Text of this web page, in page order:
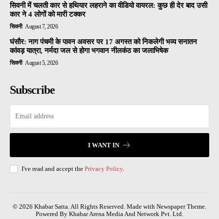
सिवनी में चलती कार से हथियार लहराने का वीडियो वायरल: कुछ ही देर बाद उसी
कार ने 4 लोगों को मारी टक्कर
सिवनी August 7, 2026
घंसौर: नाग पंचमी के पावन अवसर पर 17 अगस्त को निकलेगी भव्य सनातन
कांवड़ यात्रा, नर्मदा जल से होगा भगवान नीलकंठ का जलाभिषेक
सिवनी August 5, 2026
Subscribe
I WANT IN
I've read and accept the Privacy Policy.
© 2026 Khabar Satta. All Rights Reserved. Made with Newspaper Theme.
Powered By Khabar Arena Media And Network Pvt. Ltd.